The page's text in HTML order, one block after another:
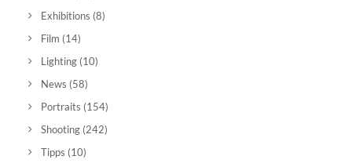
Exhibitions (8)
Film (14)
Lighting (10)
News (58)
Portraits (154)
Shooting (242)
Tipps (10)